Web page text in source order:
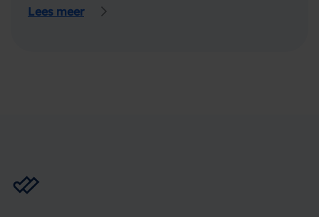
Lees meer